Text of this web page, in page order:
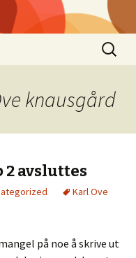
Search
for:
knausgård
2 avsluttes
Karl Ove
på noe å skrive ut